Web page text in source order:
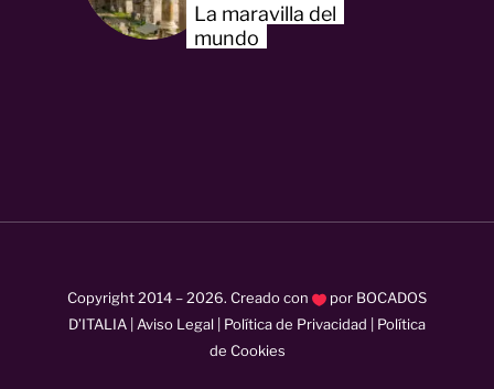
La maravilla del
mundo
Copyright 2014 –2026. Creado con por BOCADOS
D’ITALIA Aviso Legal Política de Privacidad
Política
de Cookies